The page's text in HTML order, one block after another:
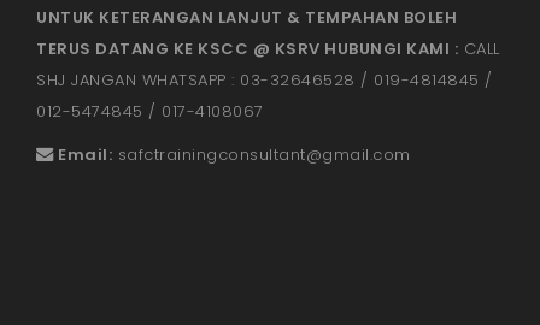
UNTUK KETERANGAN LANJUT & TEMPAHAN BOLEH
TERUS DATANG KE KSCC @ KSRV HUBUNGI KAMI : CALL
SHJ JANGAN WHATSAPP : 03-32646528 / 019-4814845 /
012-5474845 / 017-4108067
Email: safctrainingconsultant@gmail.com